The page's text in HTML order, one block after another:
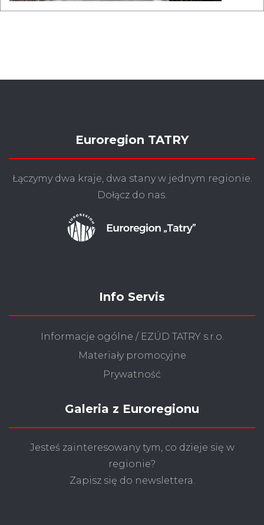
Euroregion TATRY
Łączymy dwa kraje, dwa stany w jednym regionie.
Dołącz do nas.
Info Servis
Informacje ogólne / EZÚD TATRY s.r.o.
Materiały promocyjne
Prywatność
Galeria z Euroregionu
Jesteś zainteresowany tym, co dzieje się w
regionie?
Zapisz się do newslettera.